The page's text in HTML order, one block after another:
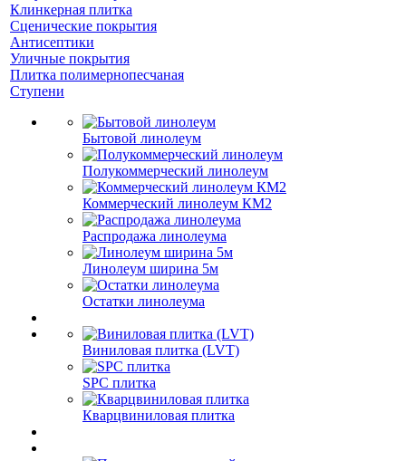
Клинкерная плитка
Сценические покрытия
Антисептики
Уличные покрытия
Плитка полимернопесчаная
Ступени
Бытовой линолеум
Полукоммерческий линолеум
Коммерческий линолеум КМ2
Распродажа линолеума
Линолеум ширина 5м
Остатки линолеума
Виниловая плитка (LVT)
SPC плитка
Кварцвиниловая плитка